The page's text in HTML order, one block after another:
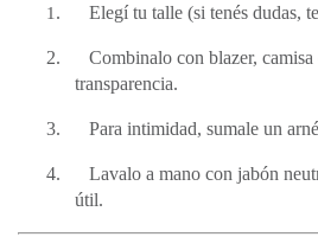
1 . Elegí tu talle (si tenés dudas,
2. Combinalo con blazer, camisa
transparencia.
3. Para intimidad, sumale un
4. Lavalo a mano con jabón
útil.